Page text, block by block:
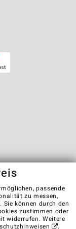
Impressum
passende
zu messen,
Sie können durch den
zustimmen oder
widerrufen. Weitere
.